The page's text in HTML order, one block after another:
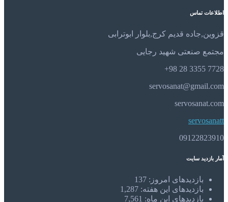
اطلاعات تماس
قزوین,جاده قدیم کرج,بلوار ابوترابی
مجتمع صنعتی شهید رجایی
7728 3355 28 98+
servosanat@gmail.com
servosanat.com
servosanatt
09122823910
آمار بازدید سایت
بازدیدهای امروز: 137
بازدیدهای این هفته: 1,287
بازدیدهای این ماه: 7,561